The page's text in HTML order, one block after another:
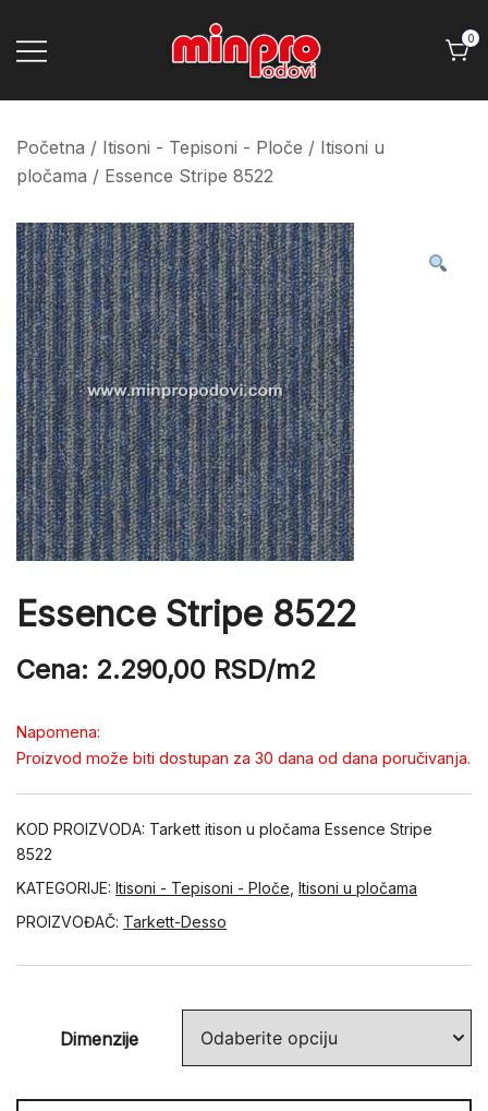
Minpro podovi
0
Početna / Itisoni - Tepisoni - Ploče / Itisoni u
pločama / Essence Stripe 8522
Essence Stripe 8522
Cena: 2.290,00 RSD/m2
Napomena:
Proizvod može biti dostupan za 30 dana od dana poručivanja.
KOD PROIZVODA: Tarkett itison u pločama Essence Stripe
8522
KATEGORIJE: Itisoni - Tepisoni - Ploče Itisoni u pločama
PROIZVOĐAČ: Tarkett-Desso
Dimenzije